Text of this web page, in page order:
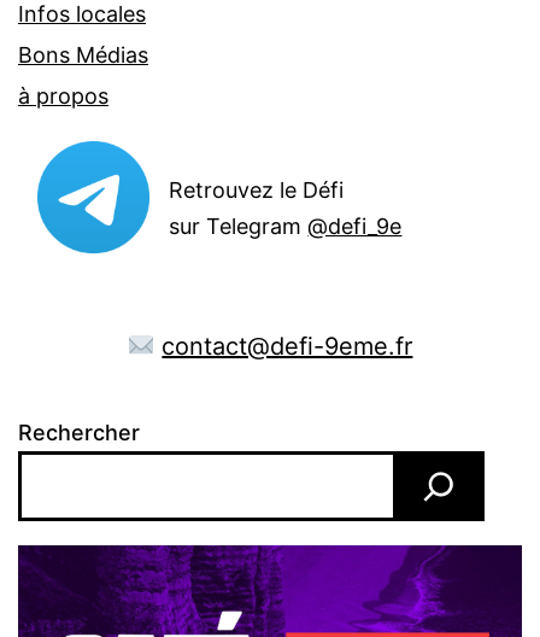
Infos locales
Bons Médias
à propos
Retrouvez le Défi
sur Telegram@defi_9e
contact@defi-9eme.fr
Rechercher